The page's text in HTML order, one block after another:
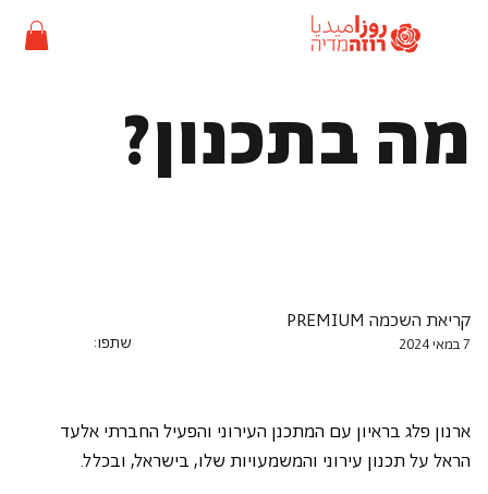
מה בתכנון?
שתפו:
קריאת השכמה PREMIUM
7 במאי 2024
ארנון פלג בראיון עם המתכנן העירוני והפעיל החברתי אלעד
הראל על תכנון עירוני והמשמעויות שלו, בישראל, ובכלל.